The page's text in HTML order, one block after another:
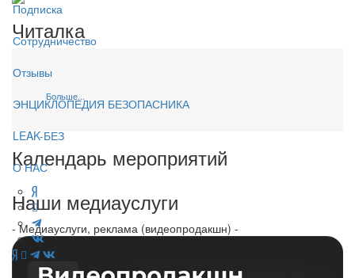
Подписка
Сотрудничество
Отзывы
ЭНЦИКЛОПЕДИЯ БЕЗОПАСНИКА
LEAK-БЕЗ
О НАС
Читалка
Больше...
Календарь мероприятий
Наши медиауслуги
- Медиауслуги, реклама (видеопродакшн) -